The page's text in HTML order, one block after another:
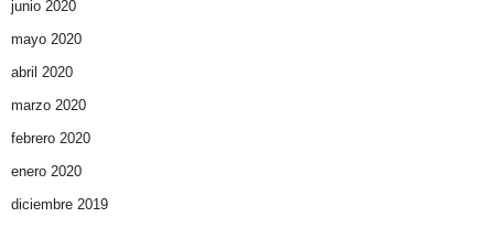
junio 2020
mayo 2020
abril 2020
marzo 2020
febrero 2020
enero 2020
diciembre 2019